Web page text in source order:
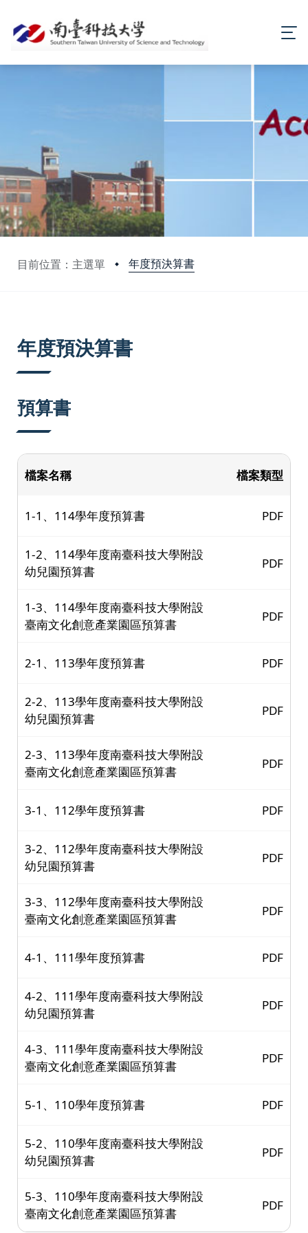
目前位置：主選單 年度預決算書
年度預決算書
預算書
檔案名稱 檔案類型
1-1、114學年度預算書 PDF
1-2、114學年度南臺科技大學附設
幼兒園預算書
PDF
1-3、114學年度南臺科技大學附設
臺南文化創意產業園區預算書
PDF
2-1、113學年度預算書 PDF
2-2、113學年度南臺科技大學附設
幼兒園預算書
PDF
2-3、113學年度南臺科技大學附設
臺南文化創意產業園區預算書
PDF
3-1、112學年度預算書 PDF
3-2、112學年度南臺科技大學附設
幼兒園預算書
PDF
3-3、112學年度南臺科技大學附設
臺南文化創意產業園區預算書
PDF
4-1、111學年度預算書 PDF
4-2、111學年度南臺科技大學附設
幼兒園預算書
PDF
4-3、111學年度南臺科技大學附設
臺南文化創意產業園區預算書
PDF
5-1、110學年度預算書 PDF
5-2、110學年度南臺科技大學附設
幼兒園預算書
PDF
5-3、110學年度南臺科技大學附設
臺南文化創意產業園區預算書
PDF